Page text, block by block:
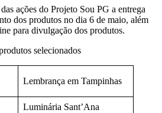
ações do Projeto Sou PG a entrega
dos produtos no dia 6 de maio, além
para divulgação dos produtos.
selecionados
Lembrança em Tampinhas
Luminária Sant’Ana